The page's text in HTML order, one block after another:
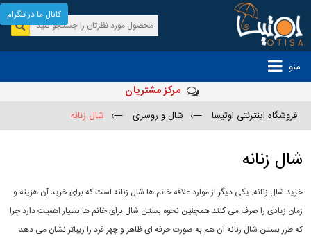
منو
مرکز مشتریان
فروشگاه اینترنتی اوتیسا —› شال و روسری —› شال زنانه
شال زنانه
خرید شال زنانه. یکی دیگر از موارد علاقه خانم ها شال زنانه است که برای خرید آن هزینه و
زمان زیادی را صرف می کنند همچنین نحوه بستن شال برای خانم ها بسیار اهمیت دارد چرا
که طرز بستن شال زنانه آن هم به صورت حرفه ای ظاهر و چهر فرد را زیباتر نشان می دهد.
کانال ما در تلگرام